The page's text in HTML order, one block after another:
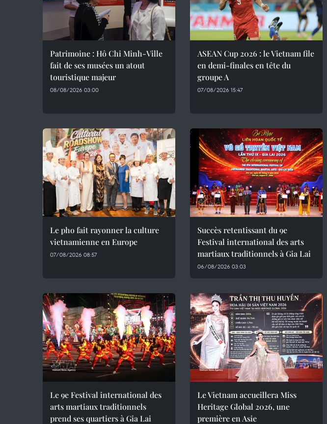
Patrimoine : Hô Chi Minh-Ville
fait de ses musées un atout
touristique majeur
08/08/2026 03:00
ASEAN Cup 2026 : le Vietnam file
en demi-finales en tête du
groupe A
07/08/2026 15:47
Le pho fait rayonner la culture
vietnamienne en Europe
07/08/2026 08:57
Succès retentissant du 9e
Festival international des arts
martiaux traditionnels à Gia Lai
06/08/2026 03:03
Le 9e Festival international des
arts martiaux traditionnels
prend ses quartiers à Gia Lai
Le Vietnam accueillera Miss
Heritage Global 2026, une
première en Asie